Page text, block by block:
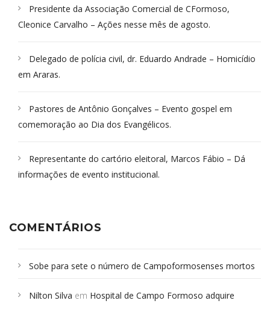
Presidente da Associação Comercial de CFormoso,
Cleonice Carvalho – Ações nesse mês de agosto.
Delegado de polícia civil, dr. Eduardo Andrade – Homicídio
em Araras.
Pastores de Antônio Gonçalves – Evento gospel em
comemoração ao Dia dos Evangélicos.
Representante do cartório eleitoral, Marcos Fábio – Dá
informações de evento institucional.
COMENTÁRIOS
Sobe para sete o número de Campoformosenses mortos
Campoformosenses que morreram em desabamentos são
Nilton Silva em Hospital de Campo Formoso adquire